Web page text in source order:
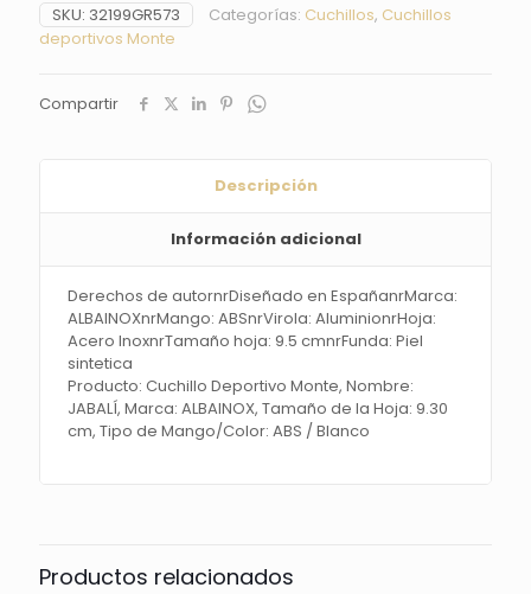
9,3
cm
SKU: 32199GR573 Categorías: Cuchillos, Cuchillos
deportivos Monte
Compartir
Descripción
Información adicional
Derechos de autornrDiseñado en EspañanrMarca:
ALBAINOXnrMango: ABSnrVirola: AluminionrHoja:
Acero InoxnrTamaño hoja: 9.5 cmnrFunda: Piel
sintetica
Producto: Cuchillo Deportivo Monte, Nombre:
JABALÍ, Marca: ALBAINOX, Tamaño de la Hoja: 9.30
cm, Tipo de Mango/Color: ABS / Blanco
Productos relacionados